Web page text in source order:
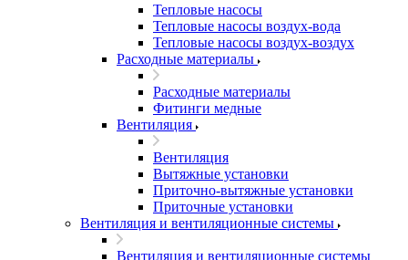
Тепловые насосы
Тепловые насосы воздух-вода
Тепловые насосы воздух-воздух
Расходные материалы
Расходные материалы
Фитинги медные
Вентиляция
Вентиляция
Вытяжные установки
Приточно-вытяжные установки
Приточные установки
Вентиляция и вентиляционные системы
Вентиляция и вентиляционные системы